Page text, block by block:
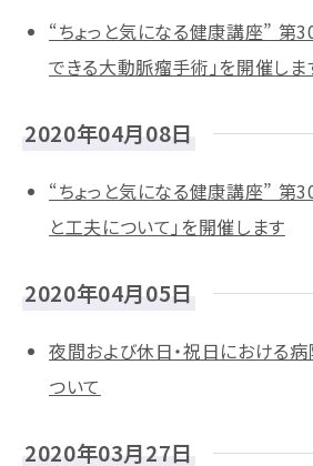
“ちょっと気になる健康講座” 第
できる大動脈瘤手術」を開催しま
2020年04月08日
“ちょっと気になる健康講座” 第
と工夫について」を開催します
2020年04月05日
夜間および休日・祝日における
ついて
2020年03月27日